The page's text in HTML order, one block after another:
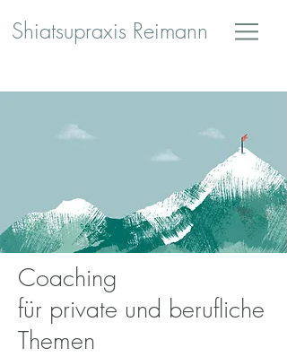
Shiatsupraxis Reimann
Coaching
für private und berufliche
Themen